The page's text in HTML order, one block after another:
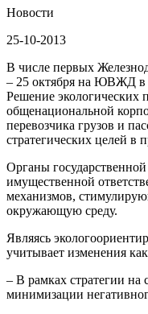
Новости
25-10-2013
В числе первых
– 25 октября на ЮВЖД в
Решение экологических
общенациональной
перевозчика грузов и
стратегических целей в
Органы
имущественной
механизмов,
окружающую среду.
Являясь
учитывает изменения
– В рамках стратегии
минимизации